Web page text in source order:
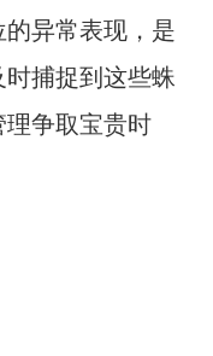
异常表现，是
捕捉到这些蛛
争取宝贵时